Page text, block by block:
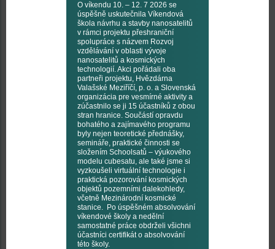
O víkendu 10. – 12. 7 2026 se
úspěšně uskutečnila Víkendová
škola návrhu a stavby nanosatelitů
v rámci projektu přeshraniční
spolupráce s názvem Rozvoj
vzdělávání v oblasti vývoje
nanosatelitů a kosmických
technologií. Akci pořádali oba
partneři projektu, Hvězdárna
Valašské Meziříčí, p. o. a Slovenská
organizácia pre vesmírné aktivity a
zúčastnilo se ji 15 účastníků z obou
stran hranice. Součástí opravdu
bohatého a zajímavého programu
byly nejen teoretické přednášky,
semináře, praktické činnosti se
složením Schoolsatů – výukového
modelu cubesatu, ale také jsme si
vyzkoušeli virtuální technologie i
praktická pozorování kosmických
objektů pozemními dalekohledy,
včetně Mezinárodní kosmické
stanice. Po úspěšném absolvování
víkendové školy a nedělní
samostatné práce obdrželi všichni
účastníci certifikát o absolvování
této školy.